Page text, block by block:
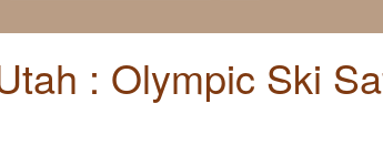
: Olympic Ski